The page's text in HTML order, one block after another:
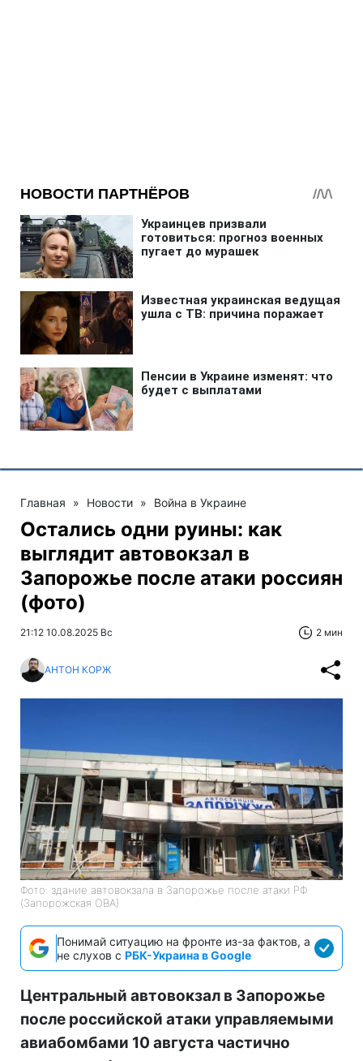
Главная » Новости » Война в Украине
Остались одни руины: как
выглядит автовокзал в
Запорожье после атаки россиян
(фото)
21:12 10.08.2025 Вс 2 мин
АНТОН КОРЖ
Фото: здание автовокзала в Запорожье после атаки РФ
(Запорожская ОВА)
Понимай ситуацию на фронте из-за фактов, а
не слухов с РБК-Украина в Google
Центральный автовокзал в Запорожье
после российской атаки управляемыми
авиабомбами 10 августа частично